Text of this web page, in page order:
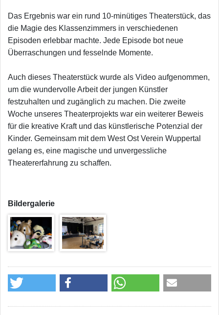
Das Ergebnis war ein rund 10-minütiges Theaterstück, das
die Magie des Klassenzimmers in verschiedenen
Episoden erlebbar machte. Jede Episode bot neue
Überraschungen und fesselnde Momente.
Auch dieses Theaterstück wurde als Video aufgenommen,
um die wundervolle Arbeit der jungen Künstler
festzuhalten und zugänglich zu machen. Die zweite
Woche unseres Theaterprojekts war ein weiterer Beweis
für die kreative Kraft und das künstlerische Potenzial der
Kinder. Gemeinsam mit dem West Ost Verein Wuppertal
gelang es, eine magische und unvergessliche
Theatererfahrung zu schaffen.
Bildergalerie